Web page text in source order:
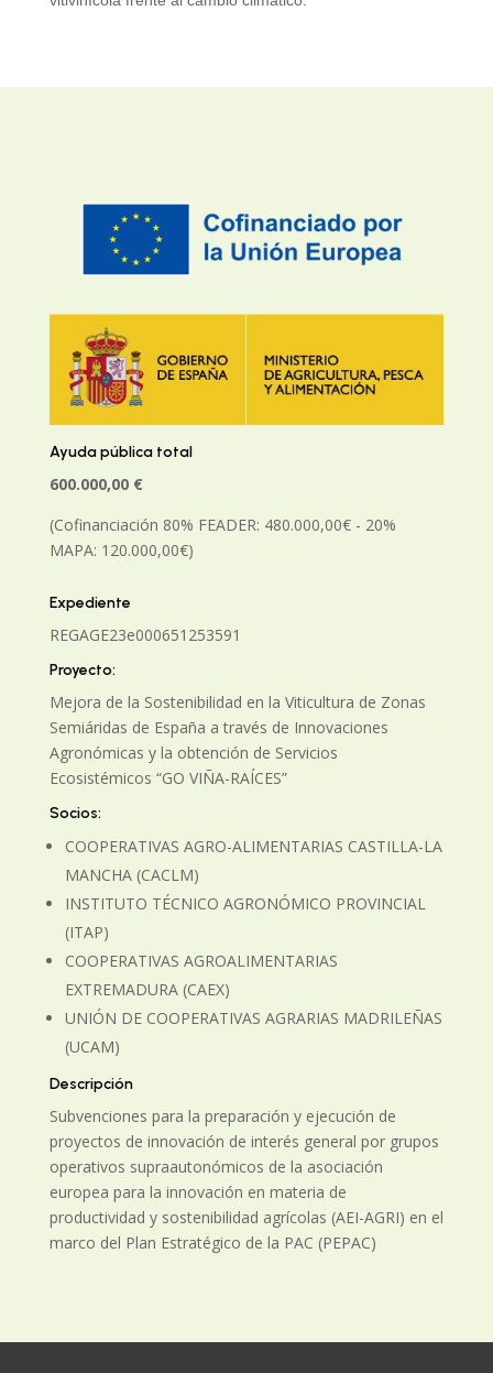
Ayuda pública total
600.000,00 €
(Cofinanciación 80% FEADER: 480.000,00€ - 20%
MAPA: 120.000,00€)
Expediente
REGAGE23e000651253591
Proyecto:
Mejora de la Sostenibilidad en la Viticultura de Zonas
Semiáridas de España a través de Innovaciones
Agronómicas y la obtención de Servicios
Ecosistémicos “GO VIÑA-RAÍCES”
Socios:
COOPERATIVAS AGRO-ALIMENTARIAS CASTILLA-LA
MANCHA (CACLM)
INSTITUTO TÉCNICO AGRONÓMICO PROVINCIAL
(ITAP)
COOPERATIVAS AGROALIMENTARIAS
EXTREMADURA (CAEX)
UNIÓN DE COOPERATIVAS AGRARIAS MADRILEÑAS
(UCAM)
Descripción
Subvenciones para la preparación y ejecución de
proyectos de innovación de interés general por grupos
operativos supraautonómicos de la asociación
europea para la innovación en materia de
productividad y sostenibilidad agrícolas (AEI-AGRI) en el
marco del Plan Estratégico de la PAC (PEPAC)